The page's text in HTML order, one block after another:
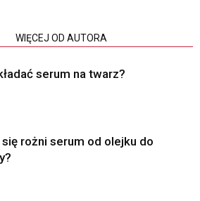
WIĘCEJ OD AUTORA
serum na twarz?
się rożni serum od olejku do